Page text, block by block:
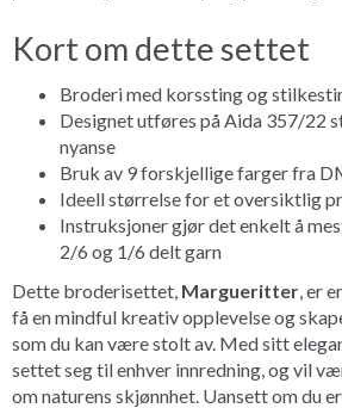
Kort om dette settet
Broderi med korssting og
Designet utføres på Aida 357/22
nyanse
Bruk av 9 forskjellige farger fra
Ideell størrelse for et oversiktlig
Instruksjoner gjør det enkelt å
2/6 og 1/6 delt garn
Dette broderisettet, Margueritter , er
få en mindful kreativ opplevelse og
som du kan være stolt av. Med sitt
settet seg til enhver innredning, og vil
om naturens skjønnhet. Uansett om du